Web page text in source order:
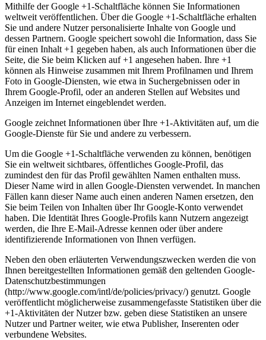
Mithilfe der Google +1-Schaltfläche können Sie Informationen
weltweit veröffentlichen. Über die Google +1-Schaltfläche erhalten
Sie und andere Nutzer personalisierte Inhalte von Google und
dessen Partnern. Google speichert sowohl die Information, dass Sie
für einen Inhalt +1 gegeben haben, als auch Informationen über die
Seite, die Sie beim Klicken auf +1 angesehen haben. Ihre +1
können als Hinweise zusammen mit Ihrem Profilnamen und Ihrem
Foto in Google-Diensten, wie etwa in Suchergebnissen oder in
Ihrem Google-Profil, oder an anderen Stellen auf Websites und
Anzeigen im Internet eingeblendet werden.
Google zeichnet Informationen über Ihre +1-Aktivitäten auf, um die
Google-Dienste für Sie und andere zu verbessern.
Um die Google +1-Schaltfläche verwenden zu können, benötigen
Sie ein weltweit sichtbares, öffentliches Google-Profil, das
zumindest den für das Profil gewählten Namen enthalten muss.
Dieser Name wird in allen Google-Diensten verwendet. In manchen
Fällen kann dieser Name auch einen anderen Namen ersetzen, den
Sie beim Teilen von Inhalten über Ihr Google-Konto verwendet
haben. Die Identität Ihres Google-Profils kann Nutzern angezeigt
werden, die Ihre E-Mail-Adresse kennen oder über andere
identifizierende Informationen von Ihnen verfügen.
Neben den oben erläuterten Verwendungszwecken werden die von
Ihnen bereitgestellten Informationen gemäß den geltenden Google-
Datenschutzbestimmungen
(http://www.google.com/intl/de/policies/privacy/) genutzt. Google
veröffentlicht möglicherweise zusammengefasste Statistiken über die
+1-Aktivitäten der Nutzer bzw. geben diese Statistiken an unsere
Nutzer und Partner weiter, wie etwa Publisher, Inserenten oder
verbundene Websites.